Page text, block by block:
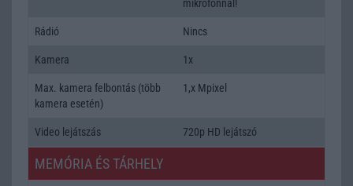
mikrofonnal!
Rádió Nincs
Kamera 1x
Max. kamera felbontás (több
kamera esetén)
1,x Mpixel
Video lejátszás 720p HD lejátszó
MEMÓRIA ÉS TÁRHELY